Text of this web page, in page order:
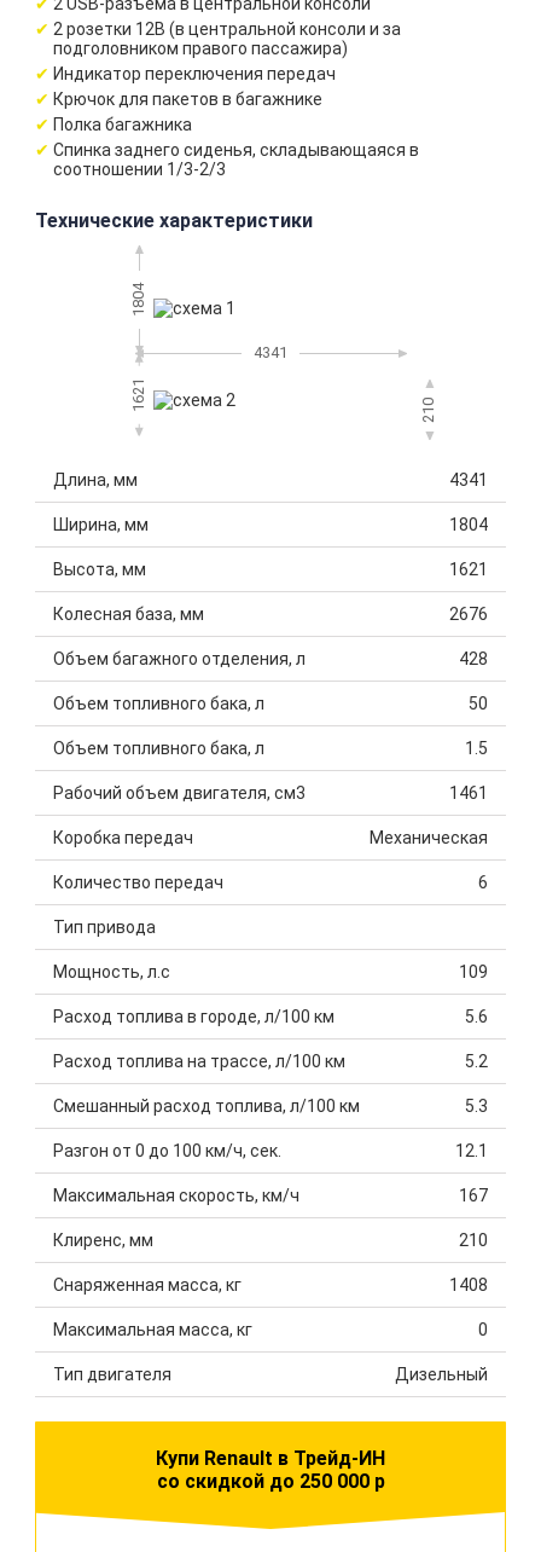
2 розетки 12В (в центральной консоли и за
подголовником правого пассажира)
Индикатор переключения передач
Крючок для пакетов в багажнике
Полка багажника
Спинка заднего сиденья, складывающаяся в
соотношении 1/3-2/3
Технические характеристики
1804
4341
1621 210
Длина, мм 4341
Ширина, мм 1804
Высота, мм 1621
Колесная база, мм 2676
Объем багажного отделения, л 428
Объем топливного бака, л 50
Объем топливного бака, л 1.5
Рабочий объем двигателя, см3 1461
Коробка передач Механическая
Количество передач 6
Тип привода
Мощность, л.с 109
Расход топлива в городе, л/100 км 5.6
Расход топлива на трассе, л/100 км 5.2
Смешанный расход топлива, л/100 км 5.3
Разгон от 0 до 100 км/ч, сек. 12.1
Максимальная скорость, км/ч 167
Клиренс, мм 210
Снаряженная масса, кг 1408
Максимальная масса, кг 0
Тип двигателя Дизельный
Купи Renault в Трейд-ИН
со скидкой до 250 000 р